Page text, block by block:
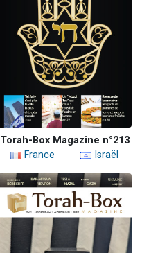
Torah-Box Magazine n°213
France
Israël